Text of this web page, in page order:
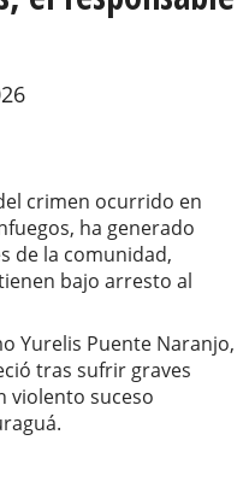
crimen ocurrido en
ha generado
de la comunidad,
bajo arresto al
Yurelis Puente Naranjo,
tras sufrir graves
violento suceso